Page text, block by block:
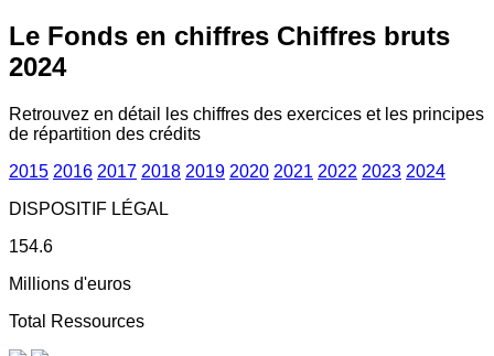
Le Fonds en chiffres Chiffres bruts
2024
Retrouvez en détail les chiffres des exercices et les principes
de répartition des crédits
2015 2016 2017 2018 2019 2020 2021 2022 2023 2024
DISPOSITIF LÉGAL
154.6
Millions d'euros
Total Ressources